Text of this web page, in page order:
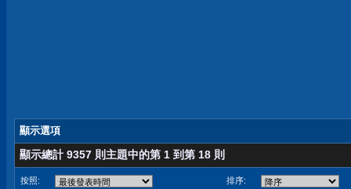
顯示選項
顯示總計 9357 則主題中的第 1 到第 18 則
按照: 排序: